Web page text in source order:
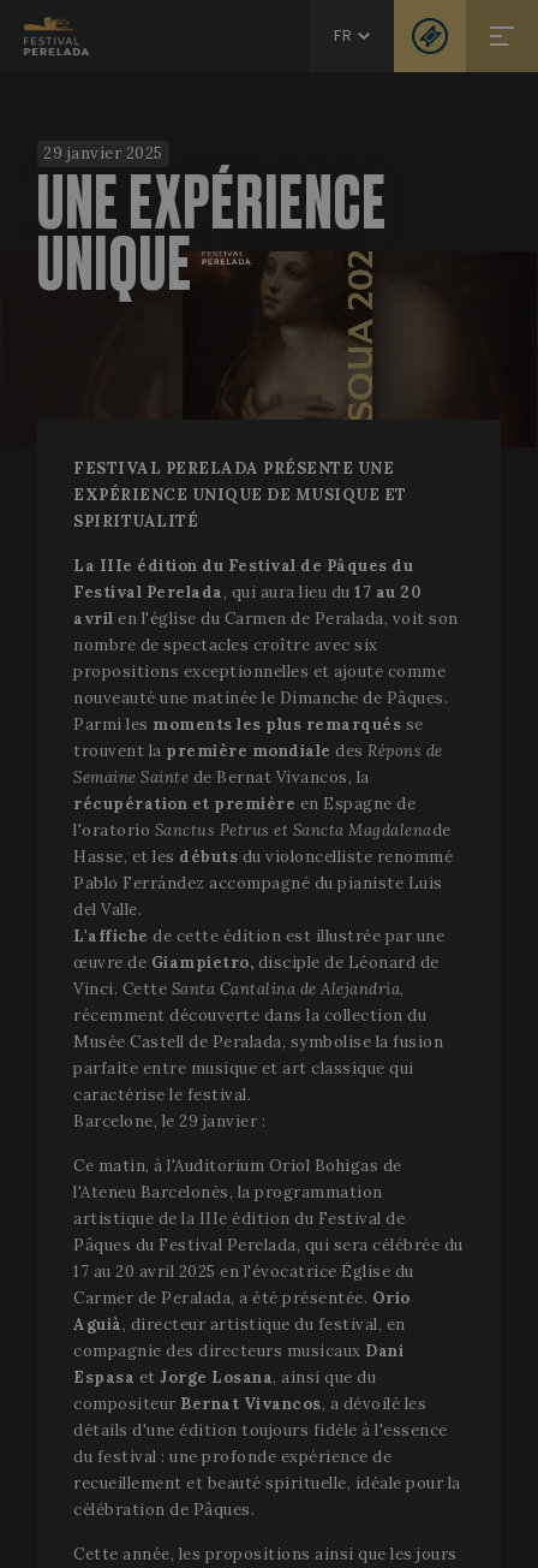
FR
29 janvier 2025
UNE EXPÉRIENCE
UNIQUE
FESTIVAL PERELADA PRÉSENTE UNE
EXPÉRIENCE UNIQUE DE MUSIQUE ET
SPIRITUALITÉ
La IIIe édition du Festival de Pâques du
Festival Perelada, qui aura lieu du 17 au 20
avril en l'église du Carmen de Peralada, voit son
nombre de spectacles croître avec six
propositions exceptionnelles et ajoute comme
nouveauté une matinée le Dimanche de Pâques.
Parmi les moments les plus remarqués se
trouvent la première mondiale des Répons de
Semaine Sainte de Bernat Vivancos, la
récupération et première en Espagne de
l'oratorio Sanctus Petrus et Sancta Magdalenade
Hasse, et les débuts du violoncelliste renommé
Pablo Ferrández accompagné du pianiste Luis
del Valle.
L'affiche de cette édition est illustrée par une
œuvre de Giampietro, disciple de Léonard de
Vinci. Cette Santa Cantalina de Alejandría,
récemment découverte dans la collection du
Musée Castell de Peralada, symbolise la fusion
parfaite entre musique et art classique qui
caractérise le festival.
Barcelone, le 29 janvier :
Ce matin, à l'Auditorium Oriol Bohigas de
l'Ateneu Barcelonès, la programmation
artistique de la IIIe édition du Festival de
Pâques du Festival Perelada, qui sera célébrée du
17 au 20 avril 2025 en l'évocatrice Église du
Carmer de Peralada, a été présentée. Orio
Aguià, directeur artistique du festival, en
compagnie des directeurs musicaux Dani
Espasa et Jorge Losana, ainsi que du
compositeur Bernat Vivancos, a dévoilé les
détails d'une édition toujours fidèle à l'essence
du festival : une profonde expérience de
recueillement et beauté spirituelle, idéale pour la
célébration de Pâques.
Cette année, les propositions ainsi que les jours